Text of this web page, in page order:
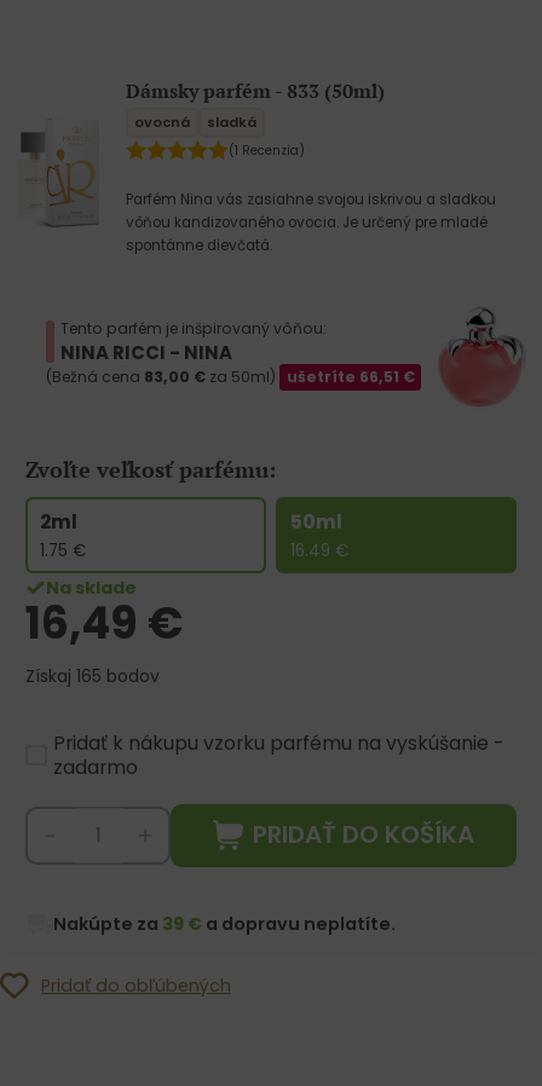
Dámsky parfém - 833 (50ml)
ovocná sladká
(1 Recenzia)
Parfém Nina vás zasiahne svojou iskrivou a sladkou
vôňou kandizovaného ovocia. Je určený pre mladé
spontánne dievčatá.
Tento parfém je inšpirovaný vôňou:
NINA RICCI - NINA
(Bežná cena 83,00 € za 50ml) ušetríte 66,51 €
Zvoľte veľkosť parfému:
2ml
1.75 €
50ml
16.49 €
Na sklade
16,49 €
Získaj 165 bodov
Pridať k nákupu vzorku parfému na vyskúšanie -
zadarmo
PRIDAŤ DO KOŠÍKA
Nakúpte za 39 € a dopravu neplatíte.
Pridať do obľúbených